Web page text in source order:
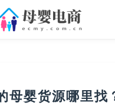
母婴货源哪里找